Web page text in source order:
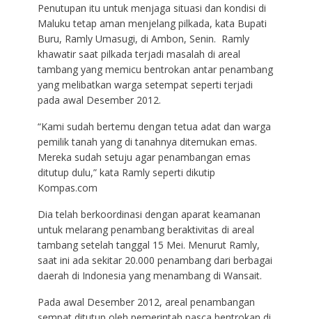
Penutupan itu untuk menjaga situasi dan kondisi di
Maluku tetap aman menjelang pilkada, kata Bupati
Buru, Ramly Umasugi, di Ambon, Senin. Ramly
khawatir saat pilkada terjadi masalah di areal
tambang yang memicu bentrokan antar penambang
yang melibatkan warga setempat seperti terjadi
pada awal Desember 2012.
“Kami sudah bertemu dengan tetua adat dan warga
pemilik tanah yang di tanahnya ditemukan emas.
Mereka sudah setuju agar penambangan emas
ditutup dulu,” kata Ramly seperti dikutip
Kompas.com
Dia telah berkoordinasi dengan aparat keamanan
untuk melarang penambang beraktivitas di areal
tambang setelah tanggal 15 Mei. Menurut Ramly,
saat ini ada sekitar 20.000 penambang dari berbagai
daerah di Indonesia yang menambang di Wansait.
Pada awal Desember 2012, areal penambangan